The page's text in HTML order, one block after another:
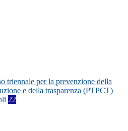
triennale per la prevenzione della
e della trasparenza (PTPCT)
22